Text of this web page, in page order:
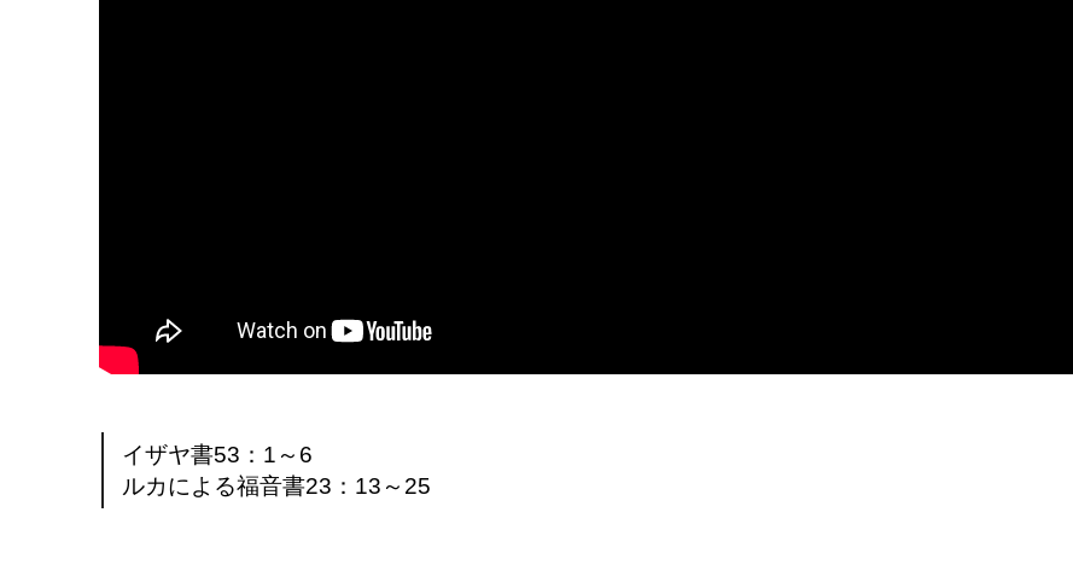
イザヤ書53：1～6
ルカによる福音書23：13～25